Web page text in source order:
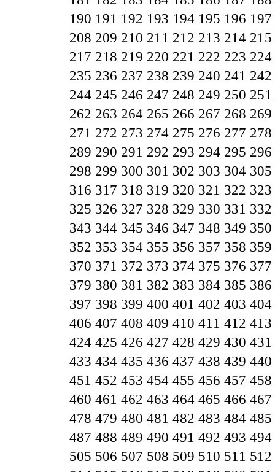
190 191 192 193 194 195 196 197
208 209 210 211 212 213 214 215
217 218 219 220 221 222 223 224
235 236 237 238 239 240 241 242
244 245 246 247 248 249 250 251
262 263 264 265 266 267 268 269
271 272 273 274 275 276 277 278
289 290 291 292 293 294 295 296
298 299 300 301 302 303 304 305
316 317 318 319 320 321 322 323
325 326 327 328 329 330 331 332
343 344 345 346 347 348 349 350
352 353 354 355 356 357 358 359
370 371 372 373 374 375 376 377
379 380 381 382 383 384 385 386
397 398 399 400 401 402 403 404
406 407 408 409 410 411 412 413
424 425 426 427 428 429 430 431
433 434 435 436 437 438 439 440
451 452 453 454 455 456 457 458
460 461 462 463 464 465 466 467
478 479 480 481 482 483 484 485
487 488 489 490 491 492 493 494
505 506 507 508 509 510 511 512